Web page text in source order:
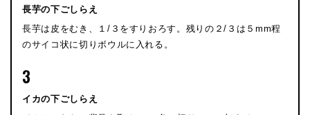
長芋の下ごしらえ
長芋は皮をむき、１/３をすりおろす。残りの２/３は５mm程
のサイコ状に切りボウルに入れる。
3
イカの下ごしらえ